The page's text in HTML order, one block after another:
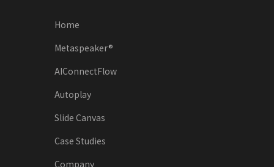
Home
Metaspeaker®︎
AIConnectFlow
Autoplay
Slide Canvas
Case Studies
Company